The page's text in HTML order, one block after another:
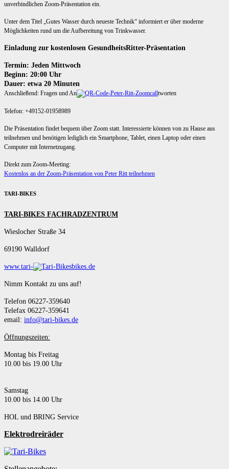
unverbindlichen Zoom-Präsentation ein.
Unter dem Titel „Gutes Wasser durch neueste Technik“ informiert er über moderne
Möglichkeiten rund um die Aufbereitung von Trinkwasser.
Einladung zur kostenlosen GesundheitsRitter-Präsentation
Termin: Jeden Mittwoch
Beginn: 20:00 Uhr
Dauer: etwa 20 Minuten
Anschließend: Fragen und An tworten
Telefon: +49152-01958989
Die Präsentation findet bequem über Zoom statt. Interessierte können von zu Hause aus
teilnehmen und benötigen lediglich ein Smartphone, Tablet, einen Laptop oder einen
Computer mit Internetzugang.
Direkt zum Zoom-Meeting:
Kostenlos an der Zoom-Präsentation von Peter Ritt teilnehmen
TARI-BIKES
TARI-BIKES FACHRADZENTRUM
Wieslocher Straße 34
69190 Walldorf
www.tari- bikes.de
Nimm Kontakt zu uns auf!
Telefon 06227-359640
Telefax 06227-359641
email: info@tari-bikes.de
Öffnungszeiten:
Montag bis Freitag
10.00 bis 19.00 Uhr
Samstag
10.00 bis 14.00 Uhr
HOL und BRING Service
Elektrodreiräder